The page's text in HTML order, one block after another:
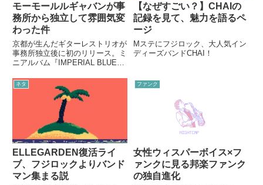
モーモールルギャバンが事
務所から独立して雰囲気変
わった件
京都が生んだギターレストリオが
事務所独立後に初のリリース。ミ
ニアルバム『IMPERIAL BLUE』
【なぜすごい？】CHAIの
記録を見て、魅力を語るペ
ージ
Mステにフジロック、大人気イン
ディーズバンドCHAI！
ネタ
ELLEGARDEN復活ライ
ブ、フジロックよりバンド
マン集まる説
ファンク
女性ウィスパーボイス×フ
ァンクに見る邦楽ファンク
の独自進化